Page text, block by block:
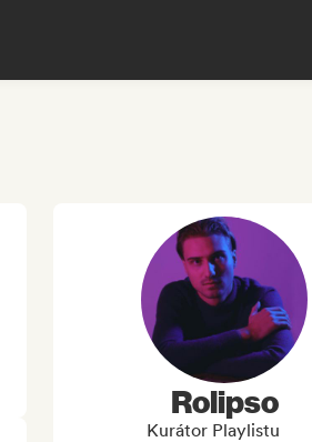
Rolipso
Kurátor Playlistu